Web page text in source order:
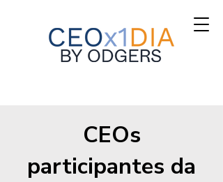
CEOs
participantes da